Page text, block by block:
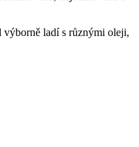
výborně ladí s různými oleji,